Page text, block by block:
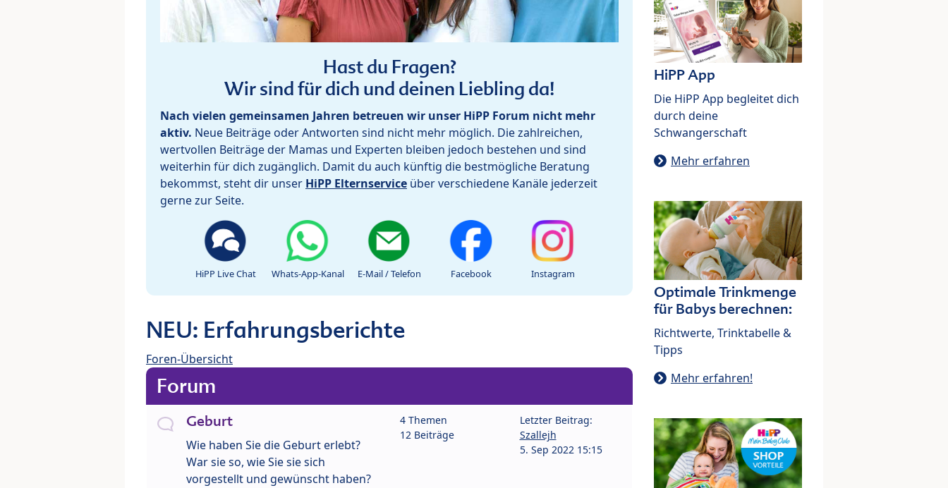
Hast du Fragen?
Wir sind für dich und deinen Liebling da!
Nach vielen gemeinsamen Jahren betreuen wir unser HiPP Forum nicht mehr
aktiv. Neue Beiträge oder Antworten sind nicht mehr möglich. Die zahlreichen,
wertvollen Beiträge der Mamas und Experten bleiben jedoch bestehen und sind
weiterhin für dich zugänglich. Damit du auch künftig die bestmögliche Beratung
bekommst, steht dir unser HiPP Elternservice über verschiedene Kanäle jederzeit
gerne zur Seite.
HiPP Live Chat Whats-App-Kanal E-Mail / Telefon Facebook Instagram
NEU: Erfahrungsberichte
Foren-Übersicht
Forum
Geburt
Wie haben Sie die Geburt erlebt?
War sie so, wie Sie sie sich
vorgestellt und gewünscht haben?
4 Themen
12 Beiträge
Letzter Beitrag:
Szallejh
5. Sep 2022 15:15
HiPP App
Die HiPP App begleitet dich
durch deine
Schwangerschaft
Mehr erfahren
Optimale Trinkmenge
für Babys berechnen:
Richtwerte, Trinktabelle &
Tipps
Mehr erfahren!